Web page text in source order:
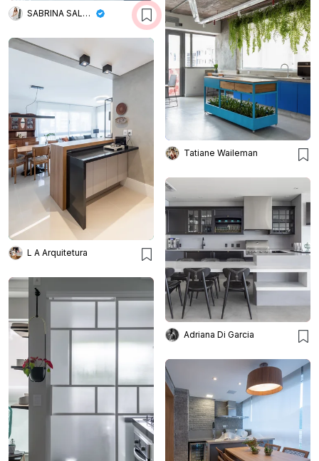
SABRINA SALLES
Tatiane Waileman
L A Arquitetura
Adriana Di Garcia